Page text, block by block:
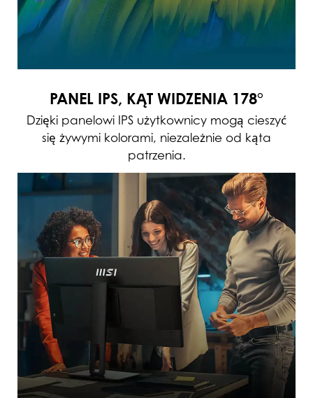
PANEL IPS, KĄT WIDZENIA 178°
Dzięki panelowi IPS użytkownicy mogą cieszyć
się żywymi kolorami, niezależnie od kąta
patrzenia.